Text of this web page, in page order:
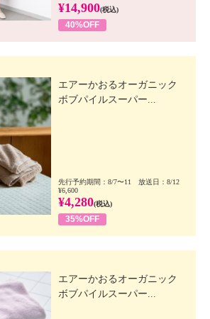
¥14,900(税込)
40%OFF
エアーかおるオーガニック
ボブパイルスーパー...
先行予約期間：8/7〜11 放送日：8/12
¥6,600
¥4,280(税込)
35%OFF
エアーかおるオーガニック
ボブパイルスーパー...